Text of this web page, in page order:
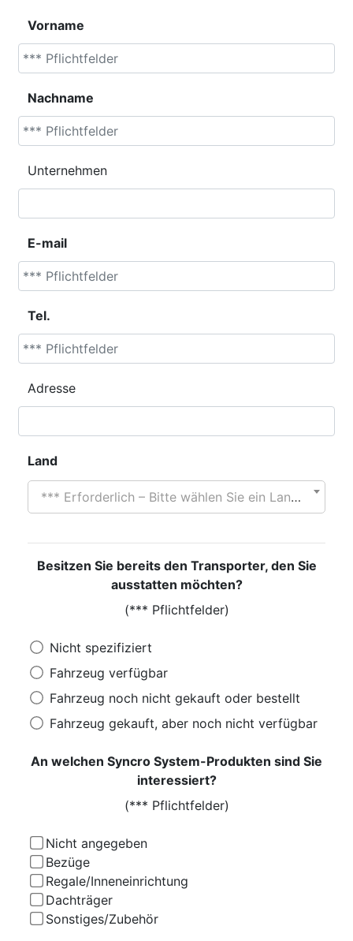
Vorname
Nachname
Unternehmen
E-mail
Tel.
Adresse
Land
*** Erforderlich – Bitte wählen Sie ein Land aus
Besitzen Sie bereits den Transporter, den Sie
ausstatten möchten?
(*** Pflichtfelder)
Nicht spezifiziert
Fahrzeug verfügbar
Fahrzeug noch nicht gekauft oder bestellt
Fahrzeug gekauft, aber noch nicht verfügbar
An welchen Syncro System-Produkten sind Sie
interessiert?
(*** Pflichtfelder)
Nicht angegeben
Bezüge
Regale/Inneneinrichtung
Dachträger
Sonstiges/Zubehör